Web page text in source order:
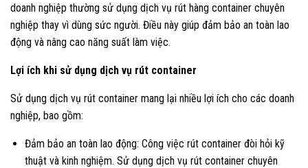
doanh nghiệp thường sử dụng dịch vụ rút hàng container chuyên
nghiệp thay vì dùng sức người. Điều này giúp đảm bảo an toàn lao
động và nâng cao năng suất làm việc.
Lợi ích khi sử dụng dịch vụ rút container
Sử dụng dịch vụ rút container mang lại nhiều lợi ích cho các doanh
nghiệp, bao gồm:
Đảm bảo an toàn lao động: Công việc rút container đòi hỏi kỹ
thuật và kinh nghiệm. Sử dụng dịch vụ rút container chuyên